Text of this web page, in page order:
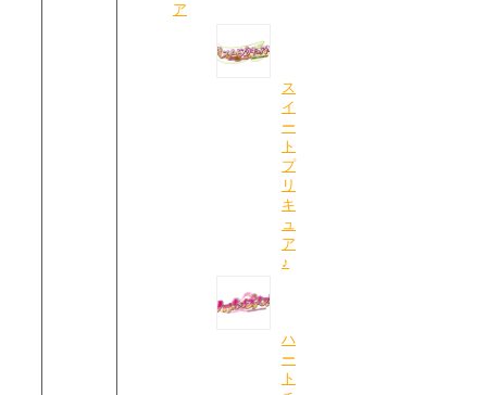
ア
ス
イ
ー
ト
プ
リ
キ
ュ
ア
♪
ハ
ー
ト